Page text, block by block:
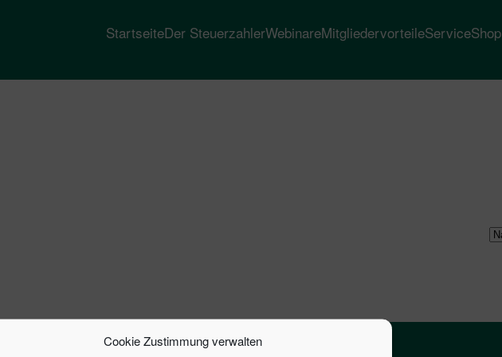
Cookie Zustimmung verwalten
StartseiteDer SteuerzahlerWebinareMitgliedervorteileServiceShop